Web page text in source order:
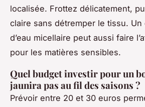
localisée. Frottez délicatement,
claire sans détremper le tissu. Un
d’eau micellaire peut aussi faire
pour les matières sensibles.
Quel budget investir pour un
jaunira pas au fil des saisons ?
Prévoir entre 20 et 30 euros